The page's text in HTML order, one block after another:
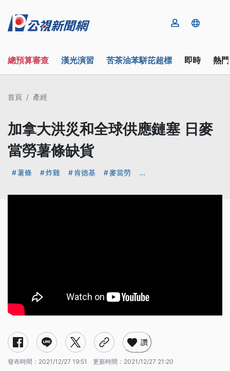
總預算審查 漢光演習 苦茶油苯駢芘超標 即時 熱
首頁 產經
加拿大洪災和全球供應鏈塞 日麥
當勞薯條缺貨
薯條 炸雞 肯德基 麥當勞 ...
讚
發布時間： 2021/12/27 19:51 更新時間： 2021/12/27 21:20